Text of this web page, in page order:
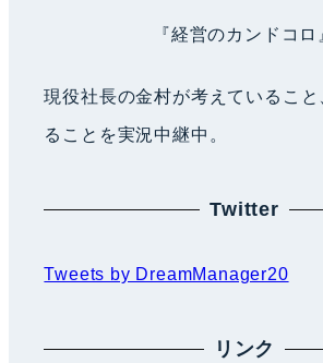
『経営のカンドコロ
現役社長の金村が考えていること
ることを実況中継中。
Twitter
Tweets by DreamManager20
リンク